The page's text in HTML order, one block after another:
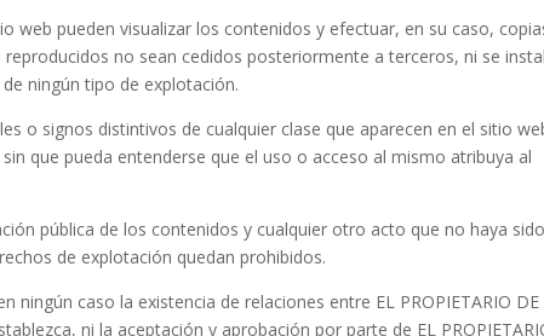
web pueden visualizar los contenidos y efectuar, en su caso,
no sean cedidos posteriormente a terceros, ni se
ningún tipo de explotación.
o signos distintivos de cualquier clase que aparecen en el sitio
sin que pueda entenderse que el uso o acceso al mismo atribuya al
pública de los contenidos y cualquier otro acto que no haya sido
de explotación quedan prohibidos.
ningún caso la existencia de relaciones entre EL PROPIETARIO DE
ni la aceptación y aprobación por parte de EL